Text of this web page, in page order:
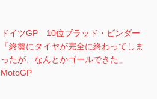
ドイツGP 10位ブラッド・ビンダー
「終盤にタイヤが完全に終わってしま
ったが、なんとかゴールできた」
MotoGP